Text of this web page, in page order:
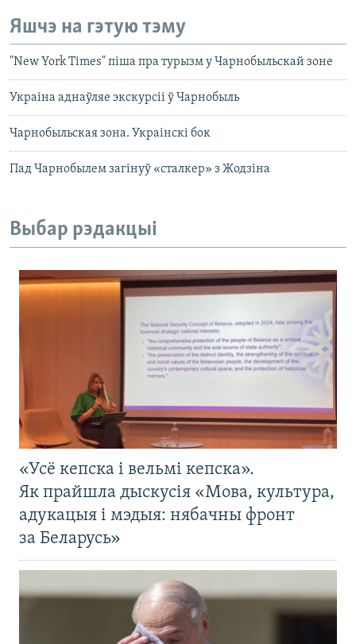
Яшчэ на гэтую тэму
"New York Times" піша пра турызм у Чарнобыльскай зоне
Украіна аднаўляе экскурсіі ў Чарнобыль
Чарнобыльская зона. Украінскі бок
Пад Чарнобылем загінуў «сталкер» з Жодзіна
Выбар рэдакцыі
«Усё кепска і вельмі кепска».
Як прайшла дыскусія «Мова, культура,
адукацыя і мэдыя: нябачны фронт
за Беларусь»